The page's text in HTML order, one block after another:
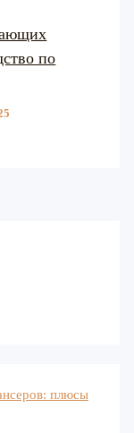
по
плюсы